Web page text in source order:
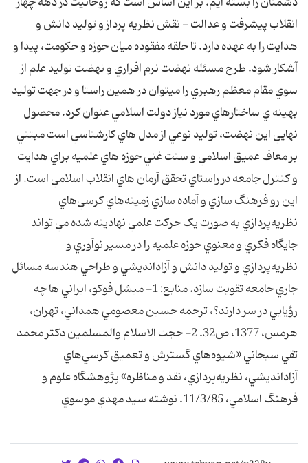
انقلاب پيشرفت و عدالت - نقش نظريه پرداز و توليد دانش و
هدايت را به عهده دارد. تا حلقه مفقوده ميان حوزه و حکومت، پيدا و
آشکار شود. طرح مسئله نهضت نرم افزاري و نهضت توليد علم از
سوي مقام معظم رهبري را ميتوان در همين راستا و در جهت توليد
بهينه ي ساختارهاي مورد نياز دولت اسلامي عنوان کرد. محصول
نهايي اين نهضت، توليد نوعي از مدل هاي کارشناسي است مبتني
بر معاف عميق اسلامي و سنت غني حوزه هاي علميه براي هدايت
و کنترل جامعه در راستاي تحقق آرمان هاي انقلاب اسلامي است. از
اين رو فرهنگ سازي و آماده سازي زمينه‌هاي کرسي‌هاي
نظريه‌پردازي به صورت يک حرکت علمي نهادينه شده مي تواند
جايگاه فکري و معنوي حوزه علميه را در مسير نوآوري و
نظريه‌پردازي و توليد دانش و آزادانديشي و طراحي هندسه مسائل
جاري جامعه تقويت سازد. منابع: 1- ميشل فوکو، ايراني ها چه
رؤيايي در سر دارند؟، ترجمه حسين معصومي همداني، تهران،
هرمس، 1377، ص32. 2- حجت الاسلام والمسلمين دکتر محمد
تقي سبحاني «شيوه‌هاي گسترش و تعميق کرسي‌هاي
آزادانديشي، نظريه‌پردازي، نقد و مناظره» پژوهشگاه علوم و
فرهنگ اسلامي، 11/3/85. نوشته سيد مهدي موسوي